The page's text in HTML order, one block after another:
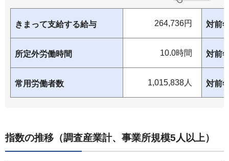
きまって支給する給与 264,736円 対前
所定外労働時間 10.0時間 対前
常用労働者数 1,015,838人 対前
指数の推移（調査産業計、事業所規模5人以上）